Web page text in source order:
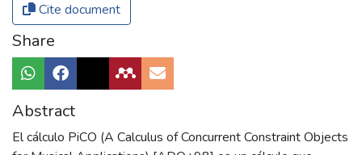
Cite document
Share
Abstract
El cálculo PiCO (A Calculus of Concurrent Constraint Objects